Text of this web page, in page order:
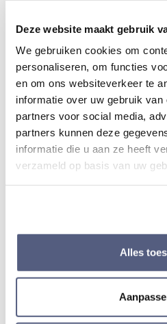
Deze website maakt gebruik
We gebruiken cookies om
personaliseren, om functies
en om ons websiteverkeer te
informatie over uw gebruik
partners voor social media,
partners kunnen deze
informatie die u aan ze heeft
verzameld op basis van uw
Alles
Staal/ zilverkleurig
Diameter kast
41,2 mm
Dikte van kast
12 mm
Band
Materiaal band